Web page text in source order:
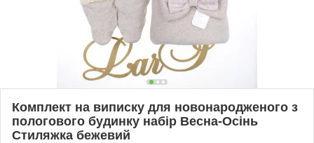
Комплект на виписку для новонародженого з
пологового будинку набір Весна-Осінь
Стиляжка бежевий